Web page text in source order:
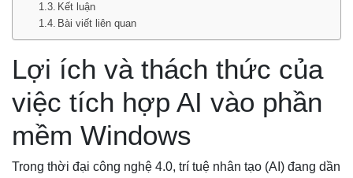
Kết luận
Bài viết liên quan
Lợi ích và thách thức của
việc tích hợp AI vào phần
mềm Windows
Trong thời đại công nghệ 4.0, trí tuệ nhân tạo (AI) đang dần